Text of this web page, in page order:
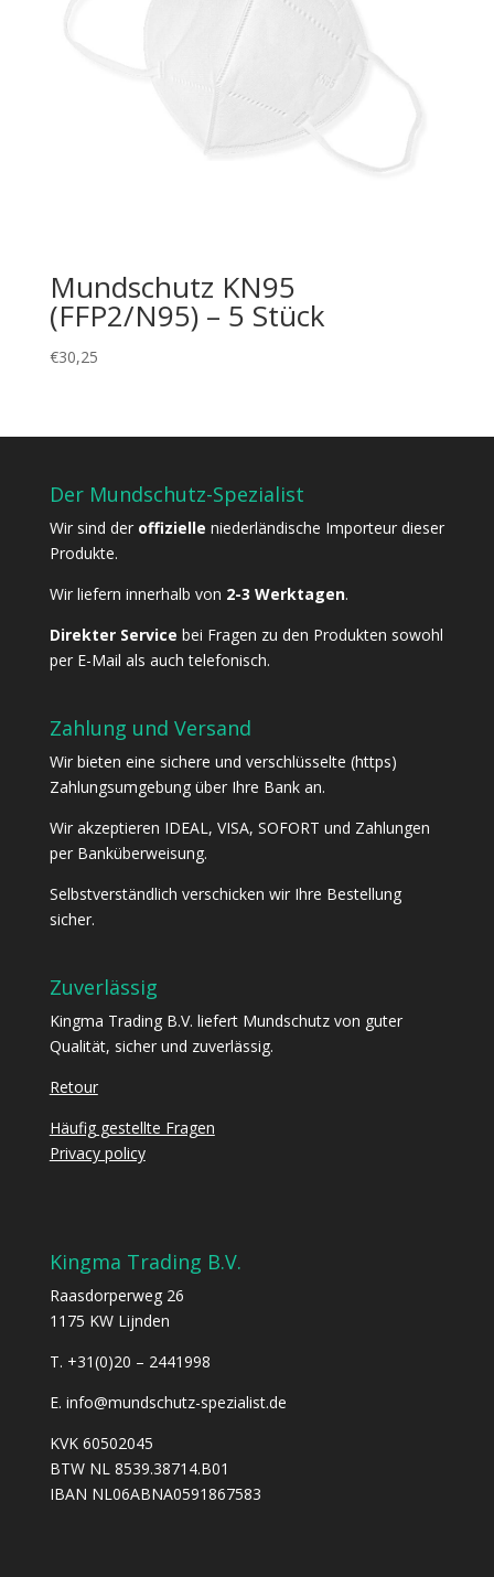
Mundschutz KN95
(FFP2/N95) – 5 Stück
€30,25
Der Mundschutz-Spezialist
Wir sind der offizielle niederländische Importeur dieser
Produkte.
Wir liefern innerhalb von 2-3 Werktagen.
Direkter Service bei Fragen zu den Produkten sowohl
per E-Mail als auch telefonisch.
Zahlung und Versand
Wir bieten eine sichere und verschlüsselte (https)
Zahlungsumgebung über Ihre Bank an.
Wir akzeptieren IDEAL, VISA, SOFORT und Zahlungen
per Banküberweisung.
Selbstverständlich verschicken wir Ihre Bestellung
sicher.
Zuverlässig
Kingma Trading B.V. liefert Mundschutz von guter
Qualität, sicher und zuverlässig.
Retour
Häufig gestellte Fragen
Privacy policy
Kingma Trading B.V.
Raasdorperweg 26
1175 KW Lijnden
T. +31(0)20 – 2441998
E. info@mundschutz-spezialist.de
KVK 60502045
BTW NL 8539.38714.B01
IBAN NL06ABNA0591867583